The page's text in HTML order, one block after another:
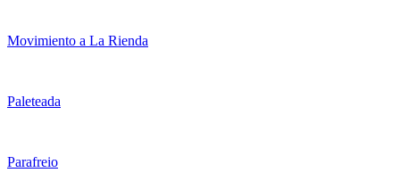
Movimiento a La Rienda
Paleteada
Parafreio